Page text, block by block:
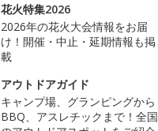
花火特集2026
2026年の花火大会情報をお届
け！開催・中止・延期情報も掲
載
アウトドアガイド
キャンプ場、グランピングから
BBQ、アスレチックまで！全国